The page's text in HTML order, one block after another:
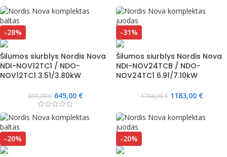
-28%
Šilumos siurblys Nordis Nova
NDI-NOV12TC1 / NDO-
NOV12TC1 3.51/3.80kW
891,00€ 645,00 €
-31%
Šilumos siurblys Nordis Nova
NDI-NOV24TCB / NDO-
NOV24TC1 6.91/7.10kW
1704,00€ 1183,00 €
-20% -20%